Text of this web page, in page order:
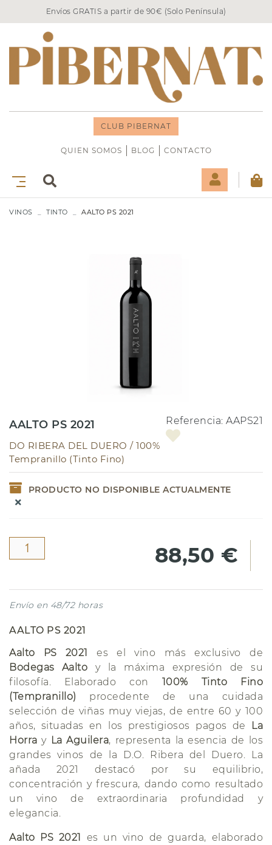
Envíos GRATIS a partir de 90€ (Solo Península)
CLUB PIBERNAT
QUIEN SOMOS BLOG CONTACTO
VINOS TINTO AALTO PS 2021
AALTO PS 2021
DO RIBERA DEL DUERO / 100%
Tempranillo (Tinto Fino)
Referencia: AAPS21
PRODUCTO NO DISPONIBLE ACTUALMENTE
88,50 €
Envío en 48/72 horas
AALTO PS 2021
Aalto PS 2021 es el vino más exclusivo de
Bodegas Aalto y la máxima expresión de su
filosofía. Elaborado con 100% Tinto Fino
(Tempranillo) procedente de una cuidada
selección de viñas muy viejas, de entre 60 y 100
años, situadas en los prestigiosos pagos de
La
Horra y La Aguilera, representa la esencia de los
grandes vinos de la D.O. Ribera del Duero. La
añada 2021 destacó por su equilibrio,
concentración y frescura, dando como resultado
un vino de extraordinaria profundidad y
elegancia.
Aalto PS 2021 es un vino de guarda, elaborado